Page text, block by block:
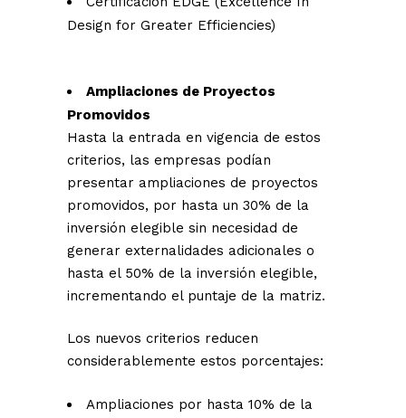
Design for Greater Efficiencies)
Ampliaciones de Proyectos
Promovidos
Hasta la entrada en vigencia de estos
criterios, las empresas podían
presentar ampliaciones de proyectos
promovidos, por hasta un 30% de la
inversión elegible sin necesidad de
generar externalidades adicionales o
hasta el 50% de la inversión elegible,
incrementando el puntaje de la matriz.
Los nuevos criterios reducen
considerablemente estos porcentajes:
Ampliaciones por hasta 10% de la